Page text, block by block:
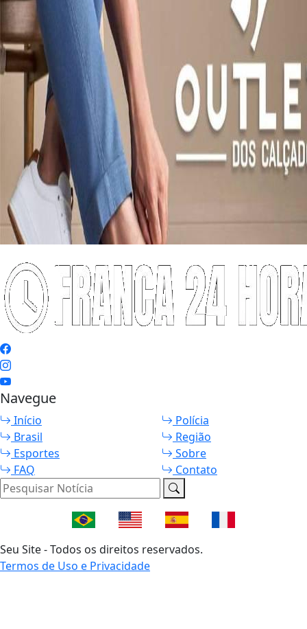
Navegue
Início
Polícia
Brasil
Região
Esportes
Sobre
FAQ
Contato
Pesquisar Notícia
Seu Site - Todos os direitos reservados.
Termos de Uso e Privacidade